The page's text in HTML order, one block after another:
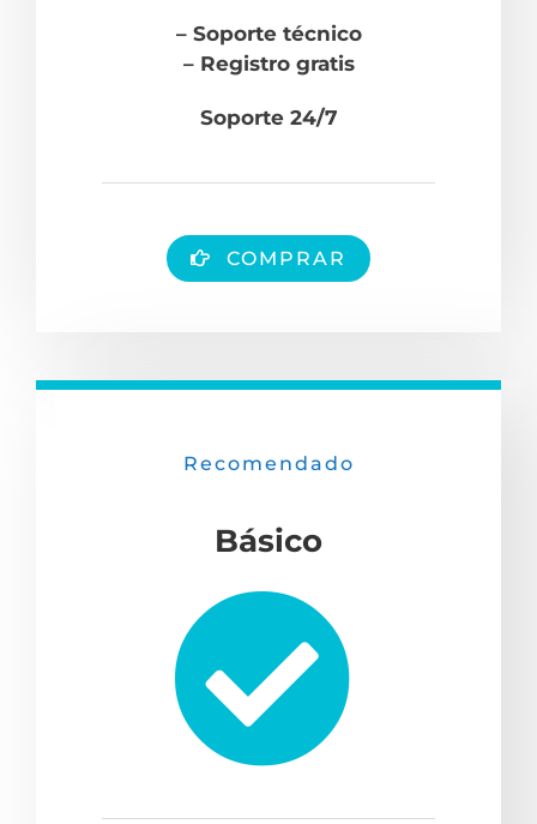
– Soporte técnico
– Registro gratis
Soporte 24/7
COMPRAR
Recomendado
Básico